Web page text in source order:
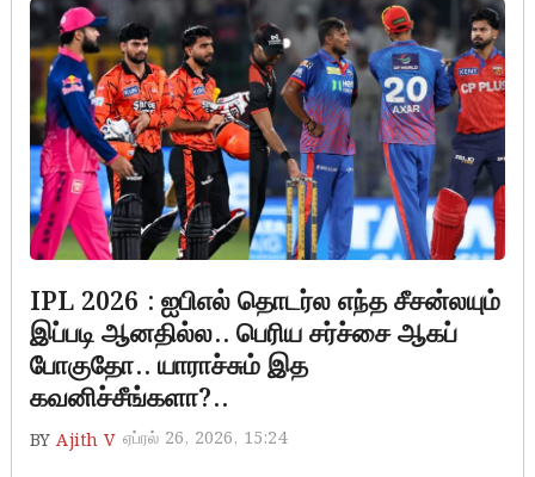
IPL 2026 : ஐபிஎல் தொடர்ல எந்த சீசன்லயும்
இப்படி ஆனதில்ல.. பெரிய சர்ச்சை ஆகப்
போகுதோ.. யாராச்சும் இத
கவனிச்சீங்களா?..
BY Ajith V ஏப்ரல் 26, 2026, 15:24